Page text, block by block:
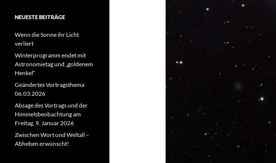
NEUESTE BEITRÄGE
Wenn die Sonne ihr Licht
verliert
Winterprogramm endet mit
Astronomietag und „goldenem
Henkel“
Geändertes Vortragsthema
06.03.2026
Absage des Vortrags und der
Himmelsbeobachtung am
Freitag, 9. Januar 2026
Zwischen Wort und Weltall –
Abheben erwünscht!